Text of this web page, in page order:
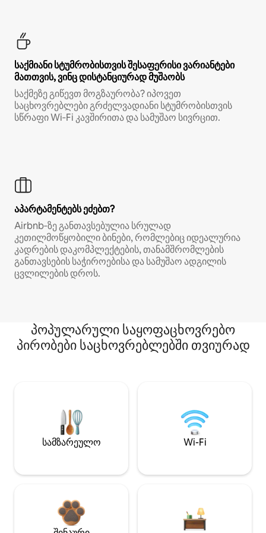
საქმიანი სტუმრობისთვის შესაფერისი ვარიანტები
მათთვის, ვინც დისტანციურად მუშაობს
საქმეზე გიწევთ მოგზაურობა? იპოვეთ
საცხოვრებლები გრძელვადიანი სტუმრობისთვის
სწრაფი Wi‑Fi კავშირითა და სამუშაო სივრცით.
აპარტამენტებს ეძებთ?
Airbnb‑ზე განთავსებულია სრულად
კეთილმოწყობილი ბინები, რომლებიც იდეალურია
კადრების დაკომპლექტების, თანამშრომლების
განთავსების საჭიროებისა და სამუშაო ადგილის
ცვლილების დროს.
პოპულარული საყოფაცხოვრებო
პირობები საცხოვრებლებში თვიურად
სამზარეულო Wi-Fi